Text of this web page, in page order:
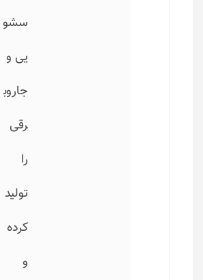
سشو
یی و
جاروب
رقی
را
تولید
کرده
و